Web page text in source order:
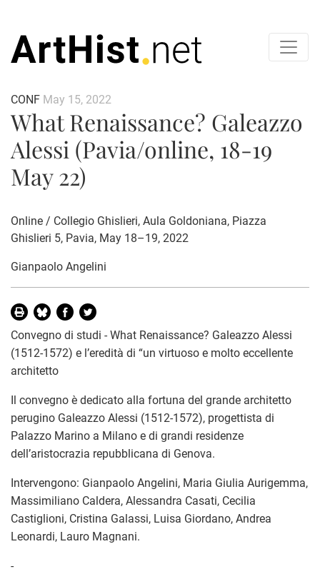
CONF May 15, 2022
What Renaissance? Galeazzo
Alessi (Pavia/online, 18-19
May 22)
Online / Collegio Ghislieri, Aula Goldoniana, Piazza
Ghislieri 5, Pavia, May 18–19, 2022
Gianpaolo Angelini
Convegno di studi - What Renaissance? Galeazzo Alessi
(1512-1572) e l’eredità di “un virtuoso e molto eccellente
architetto
Il convegno è dedicato alla fortuna del grande architetto
perugino Galeazzo Alessi (1512-1572), progettista di
Palazzo Marino a Milano e di grandi residenze
dell’aristocrazia repubblicana di Genova.
Intervengono: Gianpaolo Angelini, Maria Giulia Aurigemma,
Massimiliano Caldera, Alessandra Casati, Cecilia
Castiglioni, Cristina Galassi, Luisa Giordano, Andrea
Leonardi, Lauro Magnani.
-